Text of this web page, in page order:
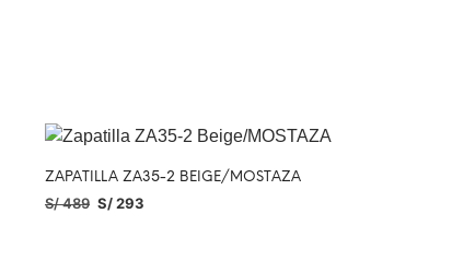
ZAPATILLA ZA35-2 BEIGE/MOSTAZA
S/489 S/293